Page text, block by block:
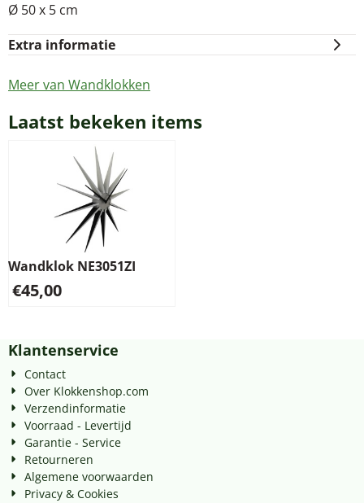
Ø 50 x 5 cm
Extra informatie
Meer van Wandklokken
Laatst bekeken items
Wandklok NE3051ZI
€45,00
Klantenservice
Contact
Over Klokkenshop.com
Verzendinformatie
Voorraad - Levertijd
Garantie - Service
Retourneren
Algemene voorwaarden
Privacy & Cookies